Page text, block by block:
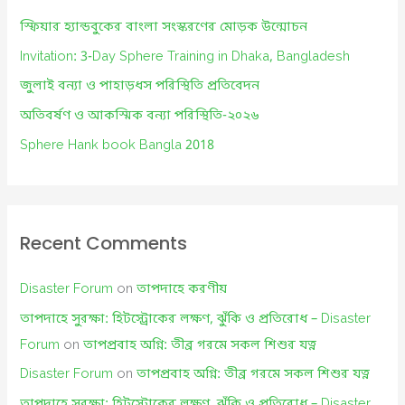
f
o
r
স্ফিয়ার হ্যান্ডবুকের বাংলা সংস্করণের মোড়ক উন্মোচন
Invitation: 3-Day Sphere Training in Dhaka, Bangladesh
জুলাই বন্যা ও পাহাড়ধস পরিস্থিতি প্রতিবেদন
অতিবর্ষণ ও আকস্মিক বন্যা পরিস্থিতি-২০২৬
Sphere Hank book Bangla 2018
Recent Comments
Disaster Forum onতাপদাহে করণীয়
তাপদাহে সুরক্ষা: হিটস্ট্রোকের লক্ষণ, ঝুঁকি ও প্রতিরোধ – Disaster
Forum onতাপপ্রবাহ অগ্নি: তীব্র গরমে সকল শিশুর যত্ন
Disaster Forum onতাপপ্রবাহ অগ্নি: তীব্র গরমে সকল শিশুর যত্ন